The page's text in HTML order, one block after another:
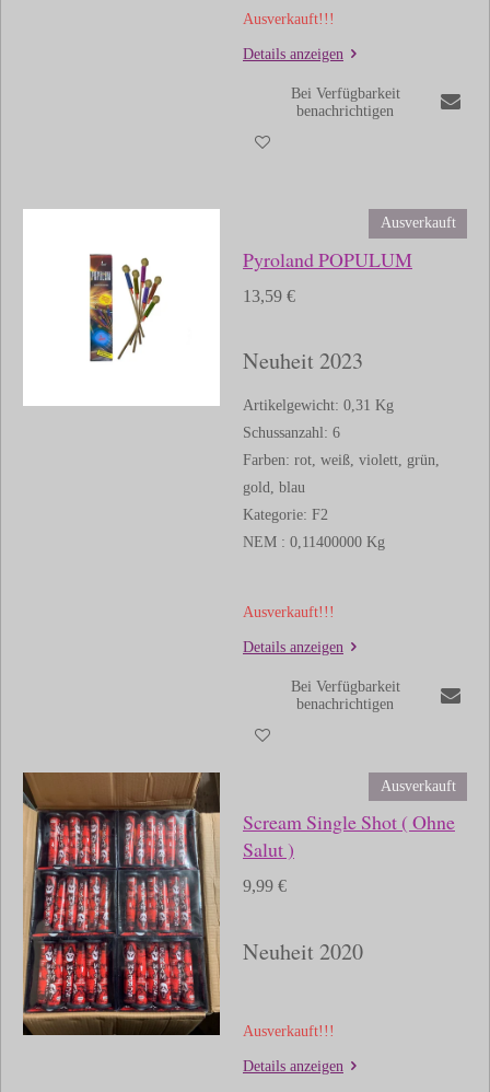
Ausverkauft!!!
Details anzeigen
Bei Verfügbarkeit
benachrichtigen
Ausverkauft
Pyroland POPULUM
13,59 €
Neuheit 2023
Artikelgewicht: 0,31 Kg
Schussanzahl: 6
Farben: rot, weiß, violett, grün,
gold, blau
Kategorie: F2
NEM : 0,11400000 Kg
Ausverkauft!!!
Details anzeigen
Bei Verfügbarkeit
benachrichtigen
Ausverkauft
Scream Single Shot ( Ohne
Salut )
9,99 €
Neuheit 2020
Ausverkauft!!!
Details anzeigen